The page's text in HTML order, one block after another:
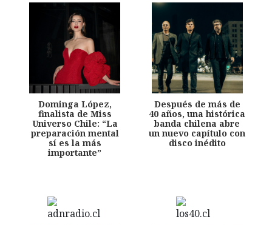
Dominga López,
finalista de Miss
Universo Chile: “La
preparación mental
sí es la más
importante”
Después de más de
40 años, una histórica
banda chilena abre
un nuevo capítulo con
disco inédito